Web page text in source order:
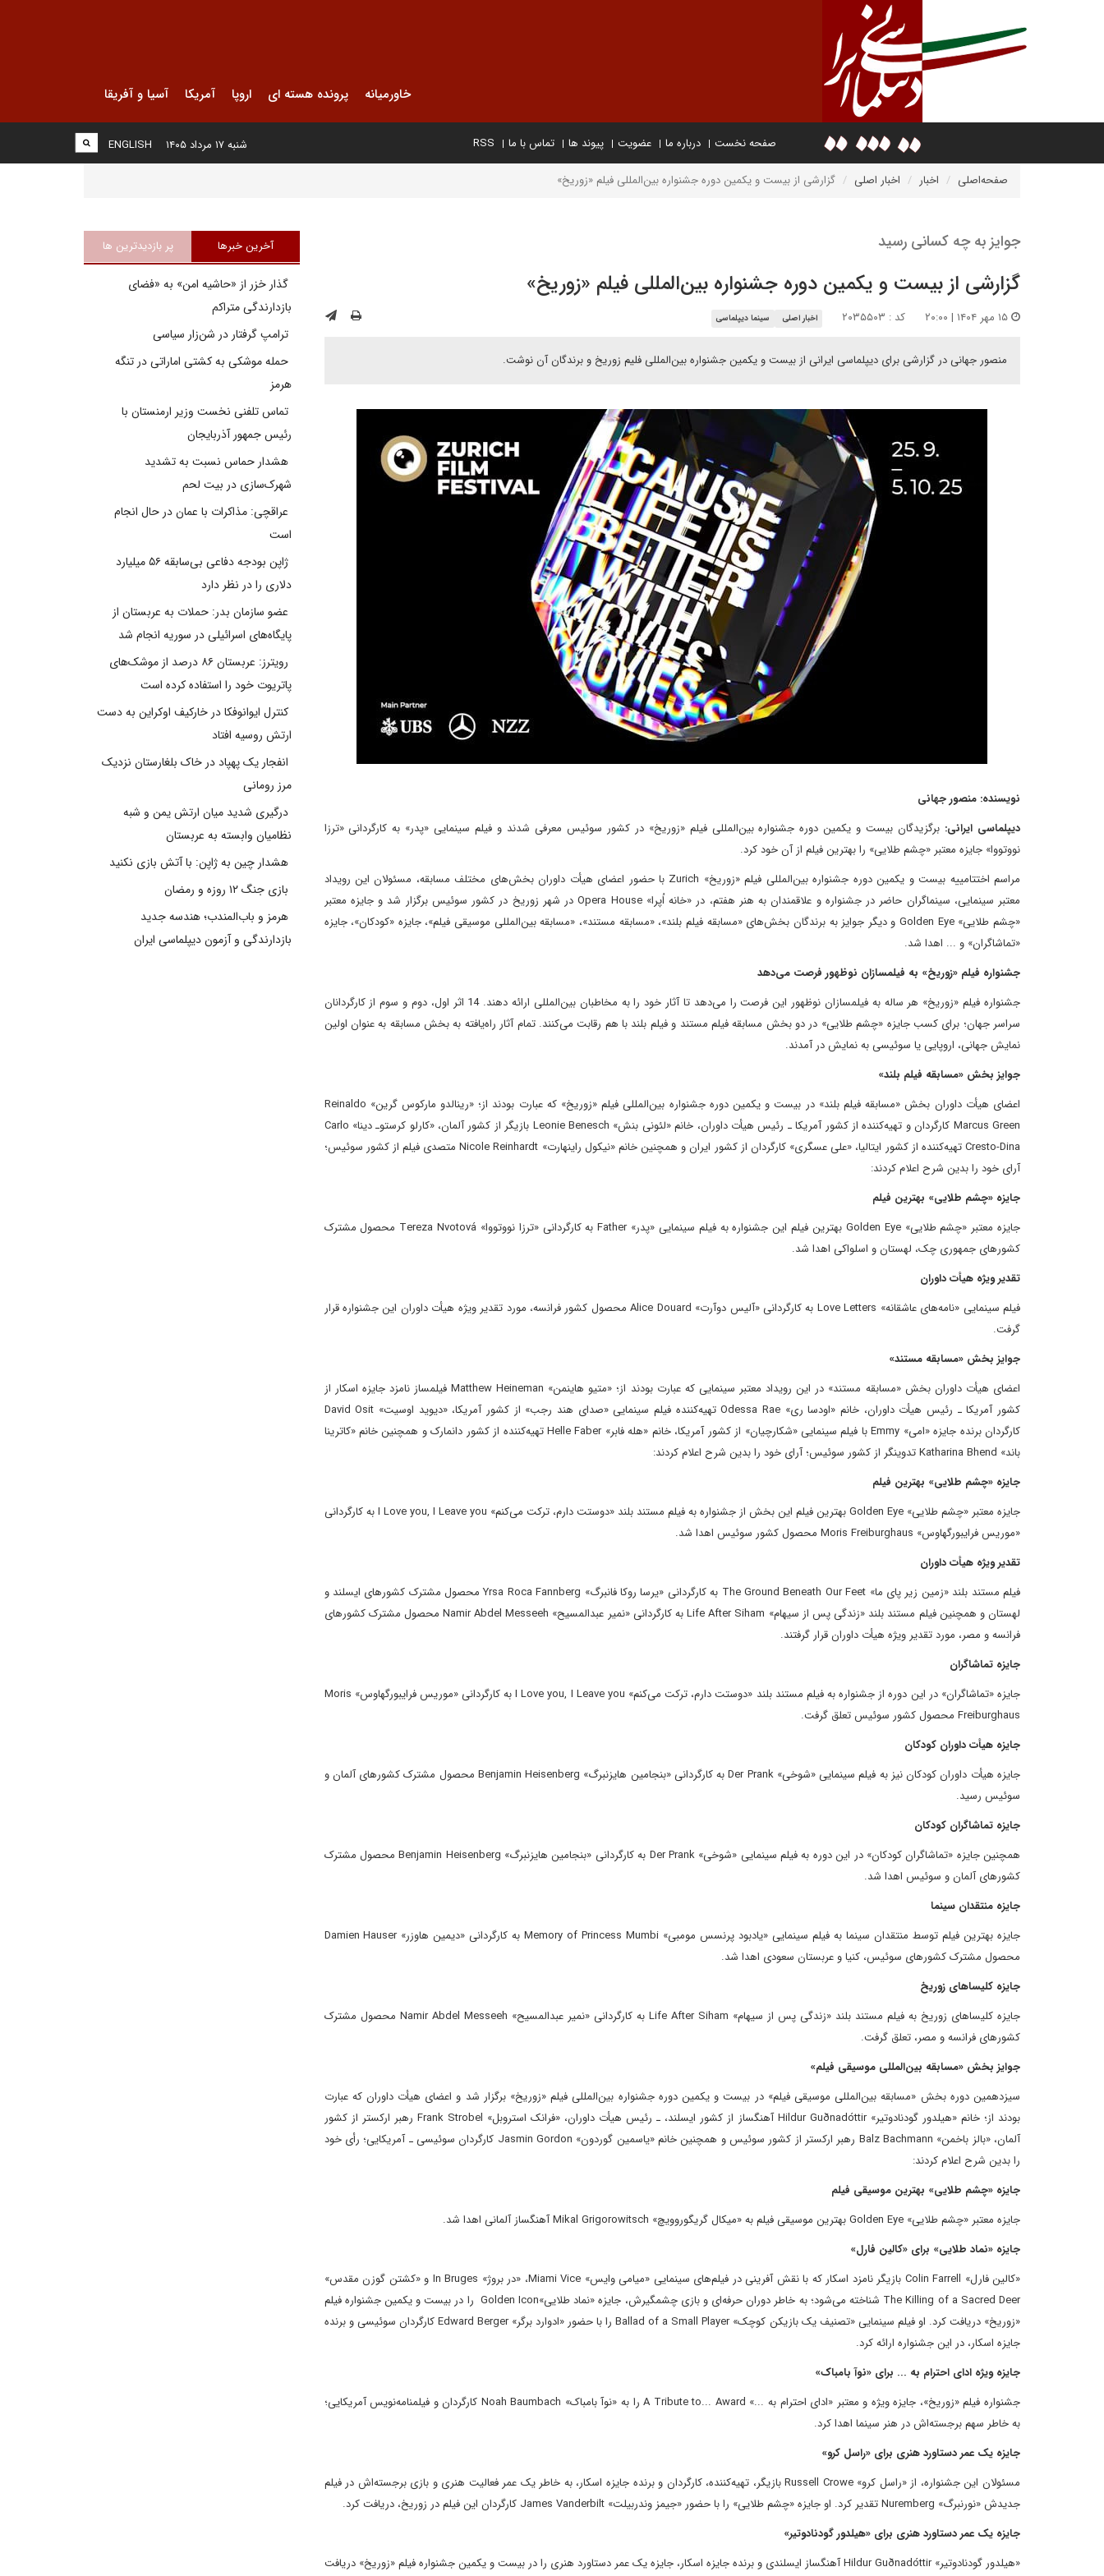
خاورمیانه پرونده هسته ای اروپا آمریکا آسیا و آفریقا
صفحه نخست درباره ما عضویت پیوند ها تماس با ما RSS
ENGLISH شنبه ۱۷ مرداد ۱۴۰۵
صفحه‌اصلی اخبار اخبار اصلی گزارشی از بیست و یکمین دوره جشنواره بین‌المللی فیلم «زوریخ»
جوایز به چه کسانی رسید
گزارشی از بیست و یکمین دوره جشنواره بین‌المللی فیلم «زوریخ»
کد : ۲۰۳۵۵۰۳ اخبار اصلی سینما دیپلماسی
منصور جهانی در گزارشی برای دیپلماسی ایرانی از بیست و یکمین جشنواره بین‌المللی فلیم زوریخ و برندگان آن نوشت.
نویسنده: منصور جهانی
دیپلماسی ایرانی: برگزیدگان بیست و یکمین دوره جشنواره بین‌المللی فیلم «زوریخ» در کشور سوئیس معرفی شدند و فیلم سینمایی «پدر» به کارگردانی «ترزا
نووتووا» جایزه معتبر «چشم طلایی» را بهترین فیلم از آن خود کرد.
مراسم اختتامییه بیست و یکمین دوره جشنواره بین‌المللی فیلم «زوریخ» Zurich با حضور اعضای هیأت داوران بخش‌های مختلف مسابقه، مسئولان این رویداد
معتبر سینمایی، سینماگران حاضر در جشنواره و علاقمندان به هنر هفتم، در «خانه اُپرا» Opera House در شهر زوریخ در کشور سوئیس برگزار شد و جایزه معتبر
«چشم طلایی» Golden Eye و دیگر جوایز به برندگان بخش‌های «مسابقه فیلم بلند»، «مسابقه مستند»، «مسابقه بین‌المللی موسیقی فیلم»، جایزه «کودکان»، جایزه
«تماشاگران» و ... اهدا شد.
جشنواره فیلم «زوریخ» به فیلمسازان نوظهور فرصت می‌دهد
جشنواره فیلم «زوریخ» هر ساله به فیلمسازان نوظهور این فرصت را می‌دهد تا آثار خود را به مخاطبان بین‌المللی ارائه دهند. 14 اثر اول، دوم و سوم از کارگردانان
سراسر جهان؛ برای کسب جایزه «چشم طلایی» در دو بخش مسابقه فیلم مستند و فیلم بلند با هم رقابت می‌کنند. تمام آثار راه‌یافته به بخش مسابقه به عنوان اولین
نمایش جهانی، اروپایی یا سوئیسی به نمایش در آمدند.
جوایز بخش «مسابقه فیلم بلند»
اعضای هیأت داوران بخش «مسابقه فیلم بلند» در بیست و یکمین دوره جشنواره بین‌المللی فیلم «زوریخ» که عبارت بودند از؛ «رینالدو مارکوس گرین» Reinaldo
Marcus Green کارگردان و تهیه‌کننده از کشور آمریکا ـ رئیس هیأت داوران، خانم «لئونی بنش» Leonie Benesch بازیگر از کشور آلمان، «کارلو کرستوـ دینا» Carlo
Cresto-Dina تهیه‌کننده از کشور ایتالیا، «علی عسگری» کارگردان از کشور ایران و همچنین خانم «نیکول راینهارت» Nicole Reinhardt متصدی فیلم از کشور سوئیس؛
آرای خود را بدین شرح اعلام کردند:
جایزه «چشم طلایی» بهترین فیلم
جایزه معتبر «چشم طلایی» Golden Eye بهترین فیلم این جشنواره به فیلم سینمایی «پدر» Father به کارگردانی «ترزا نووتووا» Tereza Nvotová محصول مشترک
کشورهای جمهوری چک، لهستان و اسلواکی اهدا شد.
تقدیر ویژه هیأت داوران
فیلم سینمایی «نامه‌های عاشقانه» Love Letters به کارگردانی «آلیس دوآرت» Alice Douard محصول کشور فرانسه، مورد تقدیر ویژه هیأت داوران این جشنواره قرار
گرفت.
جوایز بخش «مسابقه مستند»
اعضای هیأت داوران بخش «مسابقه مستند» در این رویداد معتبر سینمایی که عبارت بودند از؛ «متیو هاینمن» Matthew Heineman فیلمساز نامزد جایزه اسکار از
کشور آمریکا ـ رئیس هیأت داوران، خانم «اودسا ری» Odessa Rae تهیه‌کننده فیلم سینمایی «صدای هند رجب» از کشور آمریکا، «دیوید اوسیت» David Osit
کارگردان برنده جایزه «امی» Emmy با فیلم سینمایی «شکارچیان» از کشور آمریکا، خانم «هله فابر» Helle Faber تهیه‌کننده از کشور دانمارک و همچنین خانم «کاترینا
باند» Katharina Bhend تدوینگر از کشور سوئیس؛ آرای خود را بدین شرح اعلام کردند:
جایزه «چشم طلایی» بهترین فیلم
جایزه معتبر «چشم طلایی» Golden Eye بهترین فیلم این بخش از جشنواره به فیلم مستند بلند «دوستت دارم، ترکت می‌کنم» I Love you, I Leave you به کارگردانی
«موریس فرایبورگهاوس» Moris Freiburghaus محصول کشور سوئیس اهدا شد.
تقدیر ویژه هیأت داوران
فیلم مستند بلند «زمین زیر پای ما» The Ground Beneath Our Feet به کارگردانی «یرسا روکا فانبرگ» Yrsa Roca Fannberg محصول مشترک کشورهای ایسلند و
لهستان و همچنین فیلم مستند بلند «زندگی پس از سیهام» Life After Siham به کارگردانی «نمیر عبدالمسیح» Namir Abdel Messeeh محصول مشترک کشورهای
فرانسه و مصر، مورد تقدیر ویژه هیأت داوران قرار گرفتند.
جایزه تماشاگران
جایزه «تماشاگران» در این دوره از جشنواره به فیلم مستند بلند «دوستت دارم، ترکت می‌کنم» I Love you, I Leave you به کارگردانی «موریس فرایبورگهاوس» Moris
Freiburghaus محصول کشور سوئیس تعلق گرفت.
جایزه هیأت داوران کودکان
جایزه هیأت داوران کودکان نیز به فیلم سینمایی «شوخی» Der Prank به کارگردانی «بنجامین هایزنبرگ» Benjamin Heisenberg محصول مشترک کشورهای آلمان و
سوئیس رسید.
جایزه تماشاگران کودکان
همچنین جایزه «تماشاگران کودکان» در این دوره به فیلم سینمایی «شوخی» Der Prank به کارگردانی «بنجامین هایزنبرگ» Benjamin Heisenberg محصول مشترک
کشورهای آلمان و سوئیس اهدا شد.
جایزه منتقدان سینما
جایزه بهترین فیلم توسط منتقدان سینما به فیلم سینمایی «یادبود پرنسس مومبی» Memory of Princess Mumbi به کارگردانی «دیمین هاوزر» Damien Hauser
محصول مشترک کشورهای سوئیس، کنیا و عربستان سعودی اهدا شد.
جایزه کلیساهای زوریخ
جایزه کلیساهای زوریخ به فیلم مستند بلند «زندگی پس از سیهام» Life After Siham به کارگردانی «نمیر عبدالمسیح» Namir Abdel Messeeh محصول مشترک
کشورهای فرانسه و مصر، تعلق گرفت.
جوایز بخش «مسابقه بین‌المللی موسیقی فیلم»
سیزدهمین دوره بخش «مسابقه بین‌المللی موسیقی فیلم» در بیست و یکمین دوره جشنواره بین‌المللی فیلم «زوریخ» برگزار شد و اعضای هیأت داوران که عبارت
بودند از؛ خانم «هیلدور گودنادوتیر» Hildur Guðnadóttir آهنگساز از کشور ایسلند، ـ رئیس هیأت داوران، «فرانک استروبل» Frank Strobel رهبر ارکستر از کشور
آلمان، «بالز باخمن» Balz Bachmann رهبر ارکستر از کشور سوئیس و همچنین خانم «یاسمین گوردون» Jasmin Gordon کارگردان سوئیسی ـ آمریکایی؛ رأی خود
را بدین شرح اعلام کردند:
جایزه «چشم طلایی» بهترین موسیقی فیلم
جایزه معتبر «چشم طلایی» Golden Eye بهترین موسیقی فیلم به «میکال گریگوروویچ» Mikal Grigorowitsch آهنگساز آلمانی اهدا شد.
جایزه «نماد طلایی» برای «کالین فارل»
«کالین فارل» Colin Farrell بازیگر نامزد اسکار که با نقش آفرینی در فیلم‌های سینمایی «میامی وایس» Miami Vice، «در بروژ» In Bruges و «کشتن گوزن مقدس»
The Killing of a Sacred Deer شناخته می‌شود؛ به خاطر دوران حرفه‌ای و بازی چشمگیرش، جایزه «نماد طلایی»Golden Icon را در بیست و یکمین جشنواره فیلم
«زوریخ» دریافت کرد. او فیلم سینمایی «تصنیف یک بازیکن کوچک» Ballad of a Small Player را با حضور «ادوارد برگر» Edward Berger کارگردان سوئیسی و برنده
جایزه اسکار، در این جشنواره ارائه کرد.
جایزه ویژه ادای احترام به ... برای «نوآ بامباک»
جشنواره فیلم «زوریخ»، جایزه ویژه و معتبر «ادای احترام به ...» A Tribute to... Award را به «نوآ بامباک» Noah Baumbach کارگردان و فیلمنامه‌نویس آمریکایی؛
به خاطر سهم برجسته‌اش در هنر سینما اهدا کرد.
جایزه یک عمر دستاورد هنری برای «راسل کرو»
مسئولان این جشنواره، از «راسل کرو» Russell Crowe بازیگر، تهیه‌کننده، کارگردان و برنده جایزه اسکار، به خاطر یک عمر فعالیت هنری و بازی برجسته‌اش در فیلم
جدیدش «نورنبرگ» Nuremberg تقدیر کرد. او جایزه «چشم طلایی» را با حضور «جیمز وندربیلت» James Vanderbilt کارگردان این فیلم در زوریخ، دریافت کرد.
جایزه یک عمر دستاورد هنری برای «هیلدور گودنادوتیر»
«هیلدور گودنادوتیر» Hildur Guðnadóttir آهنگساز ایسلندی و برنده جایزه اسکار، جایزه یک عمر دستاورد هنری را در بیست و یکمین جشنواره فیلم «زوریخ» دریافت
آخرین خبرها پر بازدیدترین ها
گذار خزر از «حاشیه امن» به «فضای
بازدارندگی متراکم
ترامپ گرفتار در شن‌زار سیاسی
حمله موشکی به کشتی اماراتی در تنگه
هرمز
تماس تلفنی نخست وزیر ارمنستان با
رئیس جمهور آذربایجان
هشدار حماس نسبت به تشدید
شهرک‌سازی در بیت‌ لحم
عراقچی: مذاکرات با عمان در حال انجام
است
ژاپن بودجه دفاعی بی‌سابقه ۵۶ میلیارد
دلاری را در نظر دارد
عضو سازمان بدر: حملات به عربستان از
پایگاه‌های اسرائیلی در سوریه انجام شد
رویترز: عربستان ۸۶ درصد از موشک‌های
پاتریوت خود را استفاده کرده است
کنترل ایوانوفکا در خارکیف اوکراین به دست
ارتش روسیه افتاد
انفجار یک پهپاد در خاک بلغارستان نزدیک
مرز رومانی
درگیری شدید میان ارتش یمن و شبه
نظامیان وابسته به عربستان
هشدار چین به ژاپن: با آتش بازی نکنید
بازی جنگ ۱۲ روزه و رمضان
هرمز و باب‌المندب؛ هندسه جدید
بازدارندگی و آزمون دیپلماسی ایران